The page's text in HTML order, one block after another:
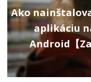
Ako
aplikáciu
Android【